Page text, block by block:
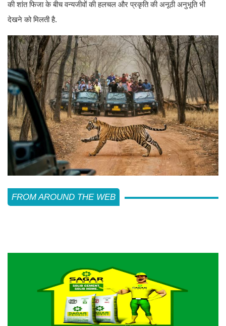
की शांत फिजा के बीच वन्यजीवों की हलचल और प्रकृति की अनूठी अनुभूति भी
देखने को मिलती है.
FROM AROUND THE WEB